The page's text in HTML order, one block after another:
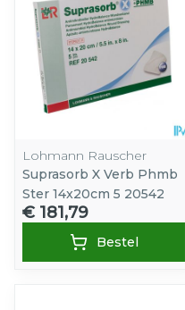
Lohmann Rauscher
Suprasorb X Verb Phmb
Ster 14x20cm 5 20542
€ 181,79
Bestel